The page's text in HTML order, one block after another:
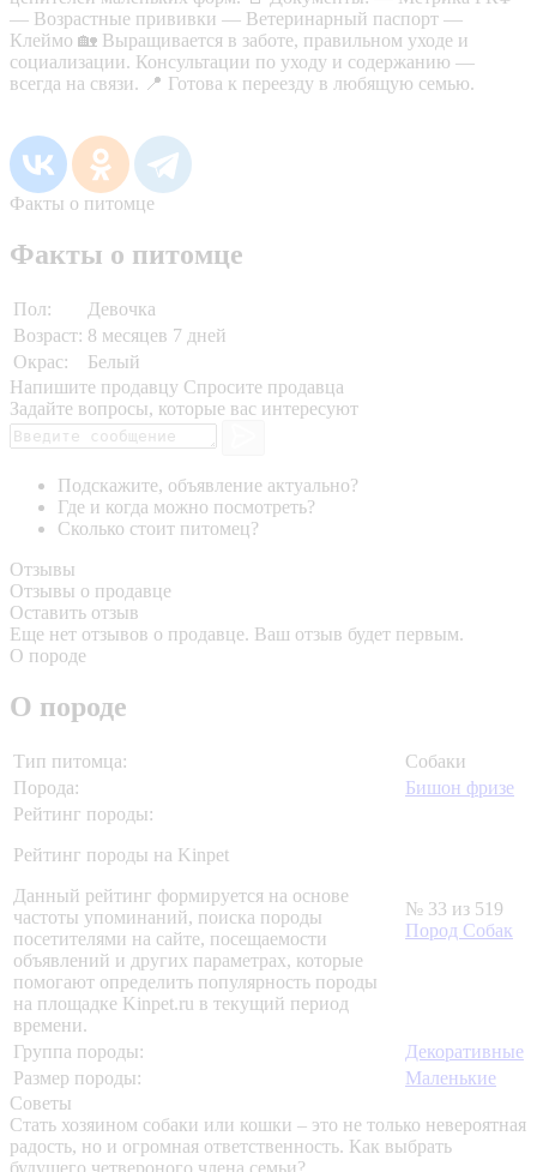
— Возрастные прививки — Ветеринарный паспорт —
Клеймо 🏡 Выращивается в заботе, правильном уходе и
социализации. Консультации по уходу и содержанию —
всегда на связи. 📍 Готова к переезду в любящую семью.
Факты о питомце
Факты о питомце
Пол:
Девочка
Возраст: 8 месяцев 7 дней
Окрас:
Белый
Напишите продавцу Спросите продавца
Задайте вопросы, которые вас интересуют
Подскажите, объявление актуально?
Где и когда можно посмотреть?
Сколько стоит питомец?
Отзывы
Отзывы о продавце
Оставить отзыв
Еще нет отзывов о продавце. Ваш отзыв будет первым.
О породе
О породе
Тип питомца:
Собаки
Порода:
Бишон фризе
Рейтинг породы:
Рейтинг породы на Kinpet
Данный рейтинг формируется на основе
частоты упоминаний, поиска породы
посетителями на сайте, посещаемости
объявлений и других параметрах, которые
помогают определить популярность породы
на площадке Kinpet.ru в текущий период
времени.
№ 33 из 519
Пород Собак
Группа породы:
Декоративные
Размер породы:
Маленькие
Советы
Стать хозяином собаки или кошки – это не только невероятная
радость, но и огромная ответственность. Как выбрать